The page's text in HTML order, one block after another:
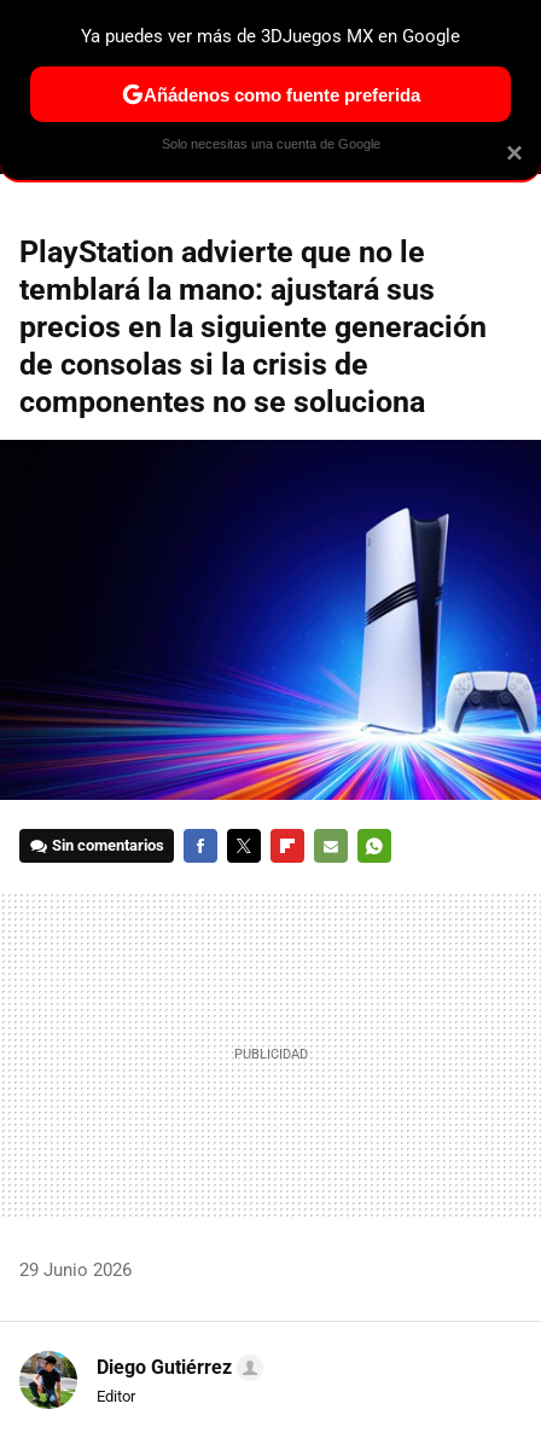
ESPECIALES PS5 NINTENDO SWITCH 2 XBOX
PlayStation advierte que no le
temblará la mano: ajustará sus
precios en la siguiente generación
de consolas si la crisis de
componentes no se soluciona
Sin comentarios
MAIL
29 Junio 2026
Diego Gutiérrez
Editor
×
Ya puedes ver más de 3DJuegos MX en Google
Añádenos como fuente preferida
Solo necesitas una cuenta de Google